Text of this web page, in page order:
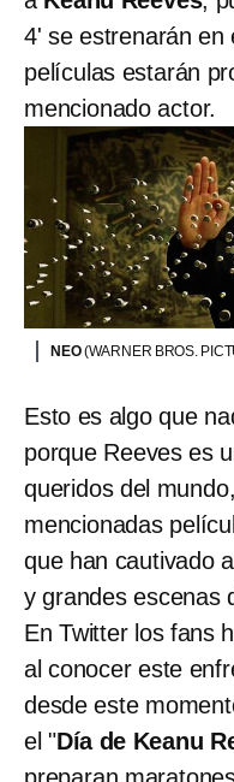
4' se estrenarán en
películas estarán
mencionado actor.
NEO(WARNER BROS.
Esto es algo que
porque Reeves es
queridos del
mencionadas
que han cautivado
y grandes escenas
En Twitter los fans
al conocer este
desde este
el "Día de Keanu